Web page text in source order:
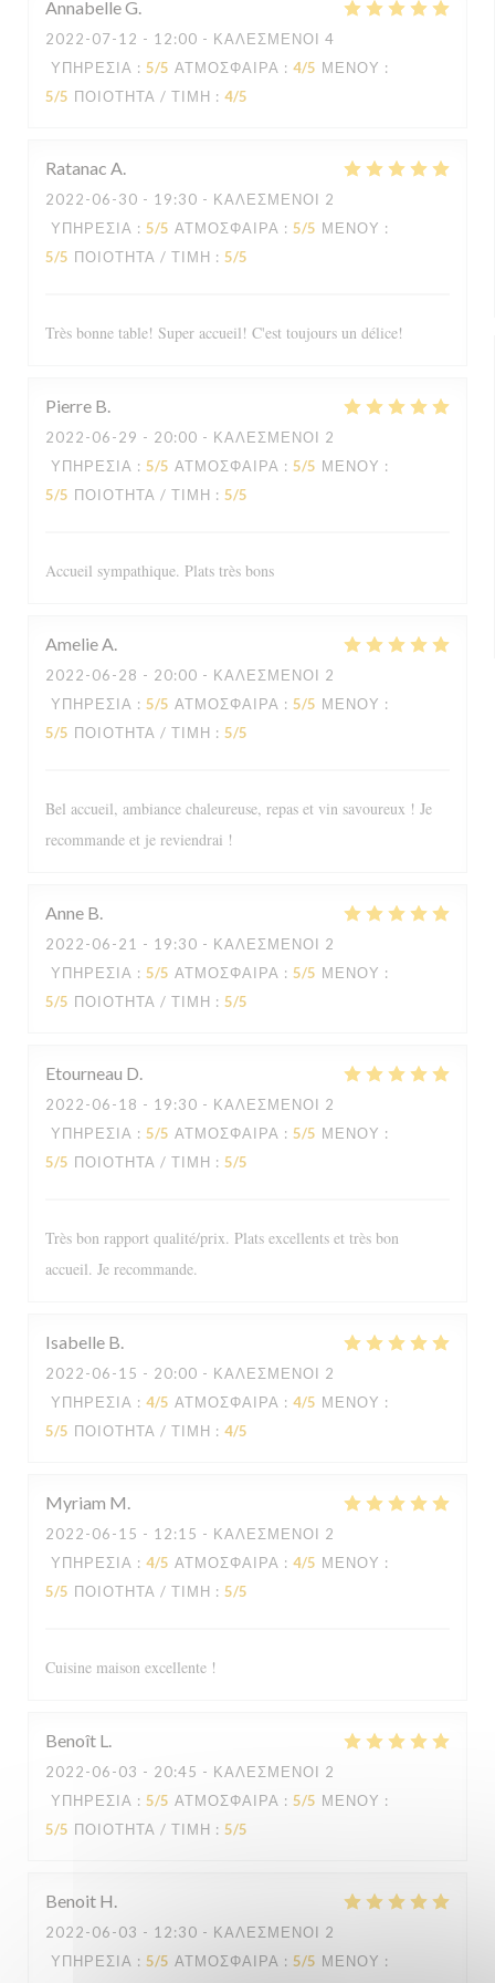
AnnabelleG
2022-07-12 - 12:00 - ΚΑΛΕΣΜΈΝΟΙ 4
ΥΠΗΡΕΣΊΑ : 5/5 ΑΤΜΌΣΦΑΙΡΑ : 4/5 ΜΕΝΟΎ :
5/5 ΠΟΙΌΤΗΤΑ / ΤΙΜΉ : 4/5
Ratanac A
2022-06-30 - 19:30 - ΚΑΛΕΣΜΈΝΟΙ 2
ΥΠΗΡΕΣΊΑ : 5/5 ΑΤΜΌΣΦΑΙΡΑ : 5/5 ΜΕΝΟΎ :
5/5 ΠΟΙΌΤΗΤΑ / ΤΙΜΉ : 5/5
Très bonne table! Super accueil! C'est toujours un délice!
Pierre B
2022-06-29 - 20:00 - ΚΑΛΕΣΜΈΝΟΙ 2
ΥΠΗΡΕΣΊΑ : 5/5 ΑΤΜΌΣΦΑΙΡΑ : 5/5 ΜΕΝΟΎ :
5/5 ΠΟΙΌΤΗΤΑ / ΤΙΜΉ : 5/5
Accueil sympathique. Plats très bons
AmelieA
2022-06-28 - 20:00 - ΚΑΛΕΣΜΈΝΟΙ 2
ΥΠΗΡΕΣΊΑ : 5/5 ΑΤΜΌΣΦΑΙΡΑ : 5/5 ΜΕΝΟΎ :
5/5 ΠΟΙΌΤΗΤΑ / ΤΙΜΉ : 5/5
Bel accueil, ambiance chaleureuse, repas et vin savoureux ! Je
recommande et je reviendrai !
Anne B
2022-06-21 - 19:30 - ΚΑΛΕΣΜΈΝΟΙ 2
ΥΠΗΡΕΣΊΑ : 5/5 ΑΤΜΌΣΦΑΙΡΑ : 5/5 ΜΕΝΟΎ :
5/5 ΠΟΙΌΤΗΤΑ / ΤΙΜΉ : 5/5
Etourneau D
2022-06-18 - 19:30 - ΚΑΛΕΣΜΈΝΟΙ 2
ΥΠΗΡΕΣΊΑ : 5/5 ΑΤΜΌΣΦΑΙΡΑ : 5/5 ΜΕΝΟΎ :
5/5 ΠΟΙΌΤΗΤΑ / ΤΙΜΉ : 5/5
Très bon rapport qualité/prix. Plats excellents et très bon
accueil. Je recommande.
Isabelle B
2022-06-15 - 20:00 - ΚΑΛΕΣΜΈΝΟΙ 2
ΥΠΗΡΕΣΊΑ : 4/5 ΑΤΜΌΣΦΑΙΡΑ : 4/5 ΜΕΝΟΎ :
5/5 ΠΟΙΌΤΗΤΑ / ΤΙΜΉ : 4/5
Myriam M
2022-06-15 - 12:15 - ΚΑΛΕΣΜΈΝΟΙ 2
ΥΠΗΡΕΣΊΑ : 4/5 ΑΤΜΌΣΦΑΙΡΑ : 4/5 ΜΕΝΟΎ :
5/5 ΠΟΙΌΤΗΤΑ / ΤΙΜΉ : 5/5
Cuisine maison excellente !
Benoît L
2022-06-03 - 20:45 - ΚΑΛΕΣΜΈΝΟΙ 2
ΥΠΗΡΕΣΊΑ : 5/5 ΑΤΜΌΣΦΑΙΡΑ : 5/5 ΜΕΝΟΎ :
5/5 ΠΟΙΌΤΗΤΑ / ΤΙΜΉ : 5/5
Benoit H
2022-06-03 - 12:30 - ΚΑΛΕΣΜΈΝΟΙ 2
ΥΠΗΡΕΣΊΑ : 5/5 ΑΤΜΌΣΦΑΙΡΑ : 5/5 ΜΕΝΟΎ :
Le Sale Gosse